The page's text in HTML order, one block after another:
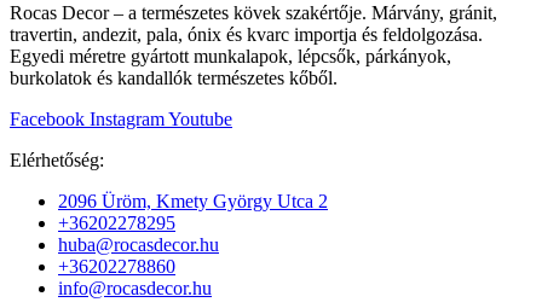
Rocas Decor – a természetes kövek szakértője. Márvány, gránit,
travertin, andezit, pala, ónix és kvarc importja és feldolgozása.
Egyedi méretre gyártott munkalapok, lépcsők, párkányok,
burkolatok és kandallók természetes kőből.
Facebook InstagramYoutube
Elérhetőség:
2096 Üröm, Kmety György Utca 2
+36202278295
huba@rocasdecor.hu
+36202278860
info@rocasdecor.hu